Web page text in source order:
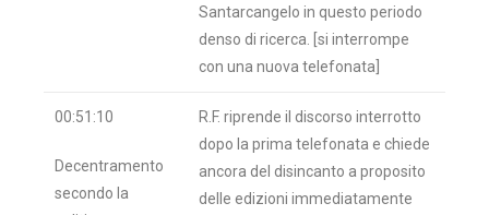
Santarcangelo in questo periodo
denso di ricerca. [si interrompe
con una nuova telefonata]
00:51:10
Decentramento
secondo la
R.F. riprende il discorso interrotto
dopo la prima telefonata e chiede
ancora del disincanto a proposito
delle edizioni immediatamente